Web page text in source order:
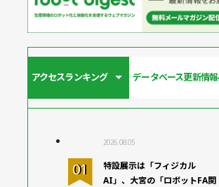
アクセスランキング データベース更新情報
2026.08.05
特設展示は「フィジカル
AI」、大宮の「ロボットFA関